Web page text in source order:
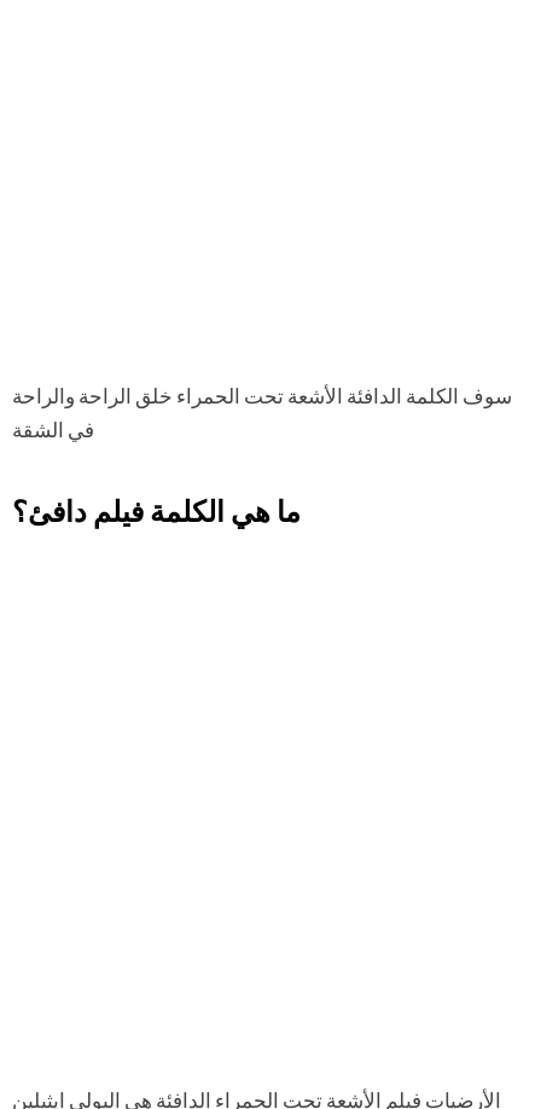
سوف الكلمة الدافئة الأشعة تحت الحمراء خلق الراحة والراحة
في الشقة
ما هي الكلمة فيلم دافئ؟
الأرضيات فيلم الأشعة تحت الحمراء الدافئة هي البولي ايثيلين